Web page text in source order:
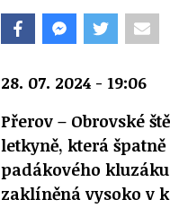
28. 07. 2024 - 19:06
Přerov – Obrovské
letkyně, která
padákového
zaklíněná vysoko v